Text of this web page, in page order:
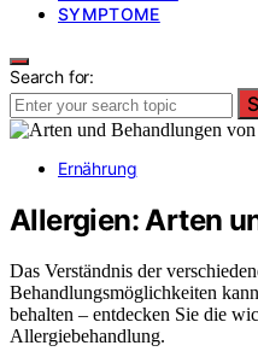
SYMPTOME
Search for:
Ernährung
Allergien: Arten
Das Verständnis der
Behandlungsmöglichkeiten
behalten – entdecken Sie die
Allergiebehandlung.